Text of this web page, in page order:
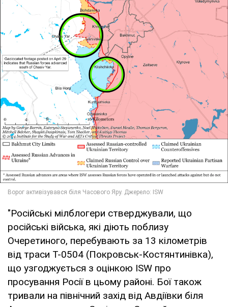
"Російські мілблогери стверджували, що
російські війська, які діють поблизу
Очеретиного, перебувають за 13 кілометрів
від траси Т-0504 (Покровськ-Костянтинівка),
що узгоджується з оцінкою ISW про
просування Росії в цьому районі. Бої також
тривали на північний захід від Авдіївки біля